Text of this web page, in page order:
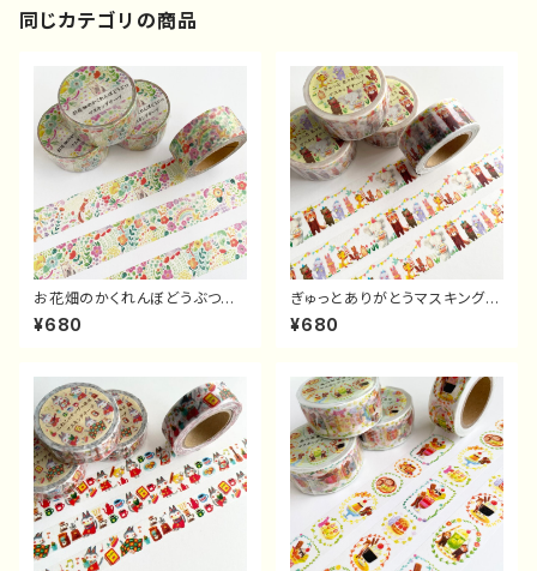
同じカテゴリの商品
お花畑のかくれんぼどうぶつマ
スキングテープ
¥680
ぎゅっとありがとうマスキングテ
ープ
¥680